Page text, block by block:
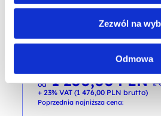
Zezwól na
Odmowa
Altkom Club Basic
kod szkolenia: e-AC / B
od 2
cena
wynosiła:
2 000,00 PLN.
1 200,00PLN
cena
wynosi:
1 200,00 PLN.
+ 23% VAT (1 476,00 PLN brutto)
Poprzednia najniższa cena: